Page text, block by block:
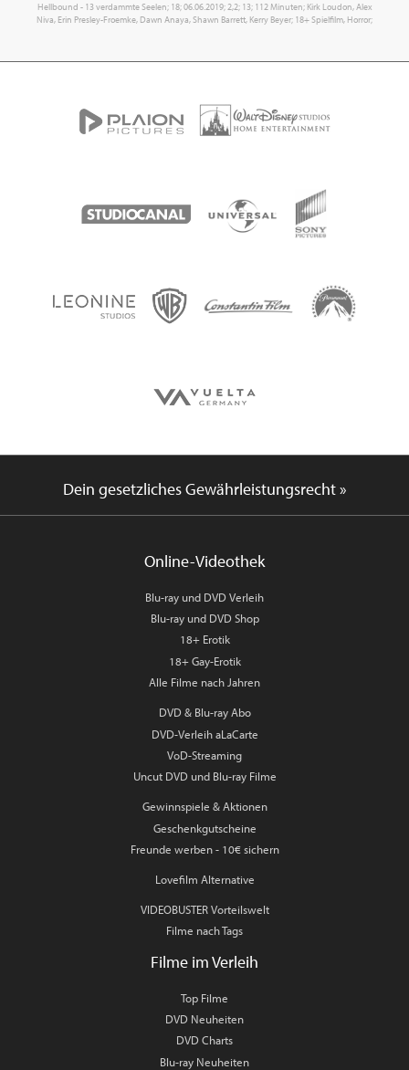
Hellbound - 13 verdammte Seelen; 18; 06.06.2019; 2,2; 13; 112 Minuten; Kirk Loudon, Alex
Niva, Erin Presley-Froemke, Dawn Anaya, Shawn Barrett, Kerry Beyer; 18+ Spielfilm, Horror;
Dein gesetzliches Gewährleistungsrecht »
Online-Videothek
Blu-ray und DVD Verleih
Blu-ray und DVD Shop
18+ Erotik
18+ Gay-Erotik
Alle Filme nach Jahren
DVD & Blu-ray Abo
DVD-Verleih aLaCarte
VoD-Streaming
Uncut DVD und Blu-ray Filme
Gewinnspiele & Aktionen
Geschenkgutscheine
Freunde werben - 10€ sichern
Lovefilm Alternative
VIDEOBUSTER Vorteilswelt
Filme nach Tags
Filme im Verleih
Top Filme
DVD Neuheiten
DVD Charts
Blu-ray Neuheiten